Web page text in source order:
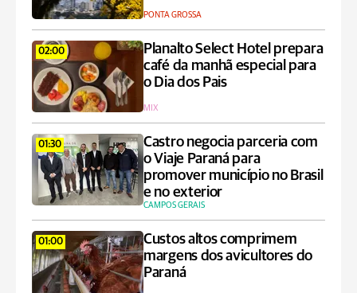
PONTA GROSSA
02:00
Planalto Select Hotel prepara
café da manhã especial para
o Dia dos Pais
MIX
01:30
Castro negocia parceria com
o Viaje Paraná para
promover município no Brasil
e no exterior
CAMPOS GERAIS
01:00
Custos altos comprimem
margens dos avicultores do
Paraná